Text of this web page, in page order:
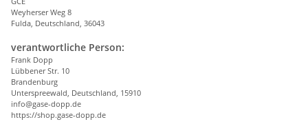
Weyherser Weg 8
Fulda, Deutschland, 36043
verantwortliche Person:
Frank Dopp
Lübbener Str. 10
Brandenburg
Unterspreewald, Deutschland, 15910
info@gase-dopp.de
https://shop.gase-dopp.de